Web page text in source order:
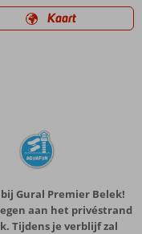
Kaart
Gural Premier Belek!
aan het privéstrand
Tijdens je verblijf zal